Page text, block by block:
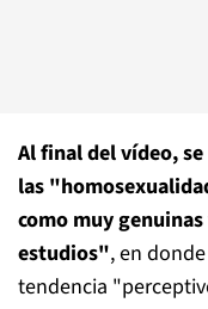
Al final del vídeo,
las
como muy
estudios", en
tendencia